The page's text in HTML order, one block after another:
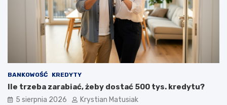
BANKOWOŚĆ KREDYTY
Ile trzeba zarabiać, żeby dostać 500 tys. kredytu?
5 sierpnia 2026 Krystian Matusiak